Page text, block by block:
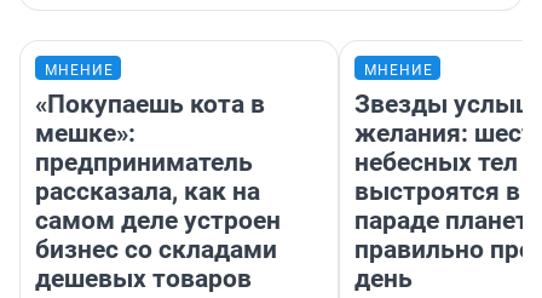
МНЕНИЕ
«Покупаешь кота в
мешке»:
предприниматель
рассказала, как на
самом деле устроен
бизнес со складами
дешевых товаров
МНЕНИЕ
Звезды
желания:
небесных тел
выстроятся в
параде планет
правильно
день